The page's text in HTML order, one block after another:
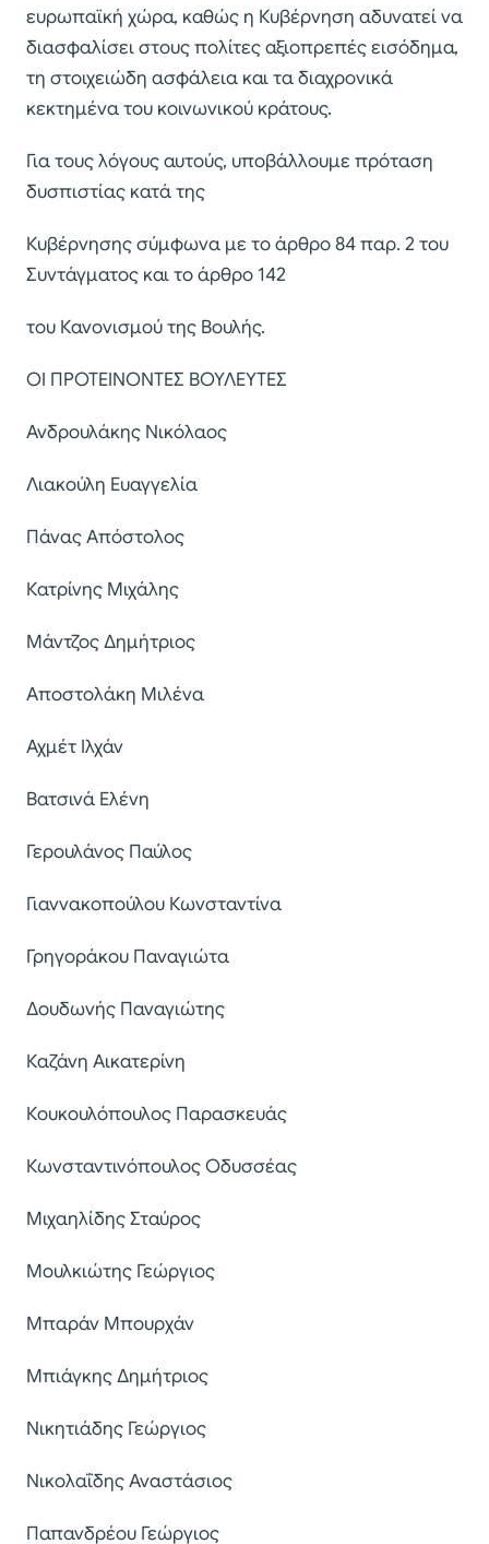
ευρωπαϊκή χώρα, καθώς η Κυβέρνηση αδυνατεί να
διασφαλίσει στους πολίτες αξιοπρεπές εισόδημα,
τη στοιχειώδη ασφάλεια και τα διαχρονικά
κεκτημένα του κοινωνικού κράτους.
Για τους λόγους αυτούς, υποβάλλουμε πρόταση
δυσπιστίας κατά της
Κυβέρνησης σύμφωνα με το άρθρο 84 παρ. 2 του
Συντάγματος και το άρθρο 142
του Κανονισμού της Βουλής.
ΟΙ ΠΡΟΤΕΙΝΟΝΤΕΣ ΒΟΥΛΕΥΤΕΣ
Ανδρουλάκης Νικόλαος
Λιακούλη Ευαγγελία
Πάνας Απόστολος
Κατρίνης Μιχάλης
Μάντζος Δημήτριος
Αποστολάκη Μιλένα
Αχμέτ Ιλχάν
Βατσινά Ελένη
Γερουλάνος Παύλος
Γιαννακοπούλου Κωνσταντίνα
Γρηγοράκου Παναγιώτα
Δουδωνής Παναγιώτης
Καζάνη Αικατερίνη
Κουκουλόπουλος Παρασκευάς
Κωνσταντινόπουλος Οδυσσέας
Μιχαηλίδης Σταύρος
Μουλκιώτης Γεώργιος
Μπαράν Μπουρχάν
Μπιάγκης Δημήτριος
Νικητιάδης Γεώργιος
Νικολαΐδης Αναστάσιος
Παπανδρέου Γεώργιος